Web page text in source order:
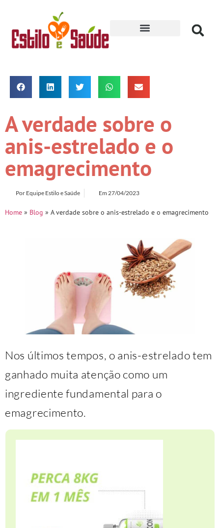
A verdade sobre o
anis-estrelado e o
emagrecimento
Por Equipe Estilo e Saúde Em 27/04/2023
Home » Blog » A verdade sobre o anis-estrelado e o emagrecimento
Nos últimos tempos, o anis-estrelado tem
ganhado muita atenção como um
ingrediente fundamental para o
emagrecimento.